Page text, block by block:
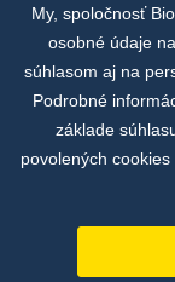
Spoločné projekty
My, spoločnosť
osobné údaje
súhlasom aj na
Podrobné
základe
povolených